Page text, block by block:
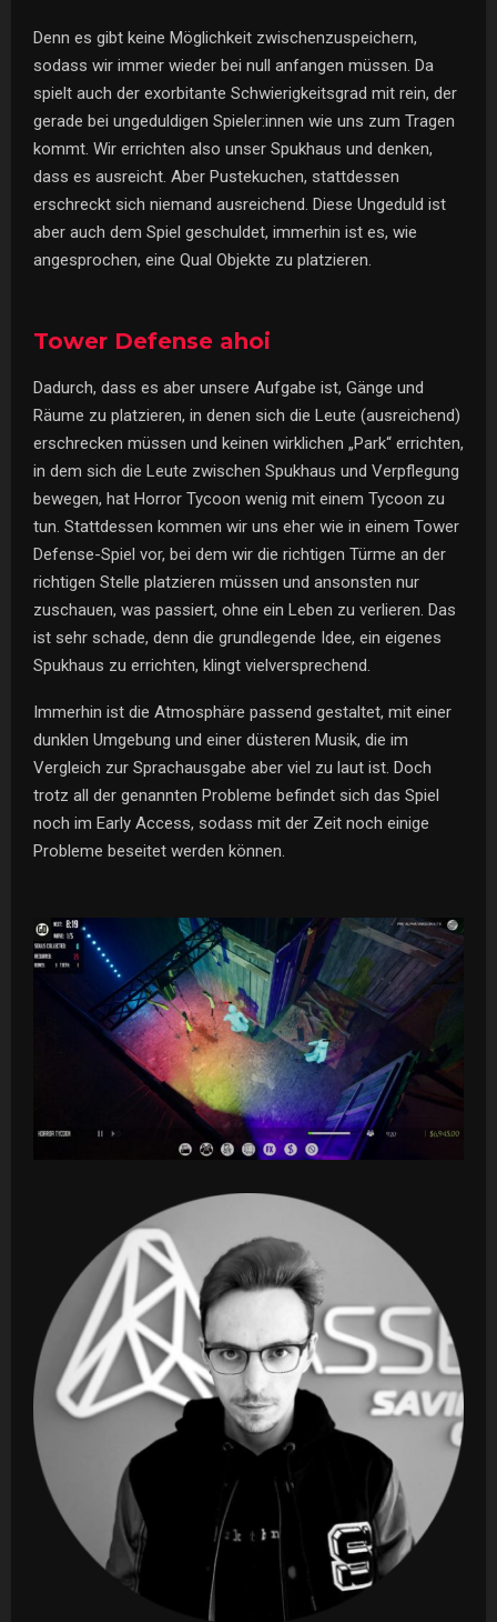
Denn es gibt keine Möglichkeit zwischenzuspeichern,
sodass wir immer wieder bei null anfangen müssen. Da
spielt auch der exorbitante Schwierigkeitsgrad mit rein, der
gerade bei ungeduldigen Spieler:innen wie uns zum Tragen
kommt. Wir errichten also unser Spukhaus und denken,
dass es ausreicht. Aber Pustekuchen, stattdessen
erschreckt sich niemand ausreichend. Diese Ungeduld ist
aber auch dem Spiel geschuldet, immerhin ist es, wie
angesprochen, eine Qual Objekte zu platzieren.
Tower Defense ahoi
Dadurch, dass es aber unsere Aufgabe ist, Gänge und
Räume zu platzieren, in denen sich die Leute (ausreichend)
erschrecken müssen und keinen wirklichen „Park“ errichten,
in dem sich die Leute zwischen Spukhaus und Verpflegung
bewegen, hat Horror Tycoon wenig mit einem Tycoon zu
tun. Stattdessen kommen wir uns eher wie in einem Tower
Defense-Spiel vor, bei dem wir die richtigen Türme an der
richtigen Stelle platzieren müssen und ansonsten nur
zuschauen, was passiert, ohne ein Leben zu verlieren. Das
ist sehr schade, denn die grundlegende Idee, ein eigenes
Spukhaus zu errichten, klingt vielversprechend.
Immerhin ist die Atmosphäre passend gestaltet, mit einer
dunklen Umgebung und einer düsteren Musik, die im
Vergleich zur Sprachausgabe aber viel zu laut ist. Doch
trotz all der genannten Probleme befindet sich das Spiel
noch im Early Access, sodass mit der Zeit noch einige
Probleme beseitet werden können.